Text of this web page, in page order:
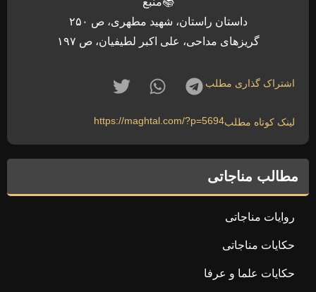
مطالب مناجاتی
روایات مناجاتی
حکایات مناجاتی
حکایات علما و عرفا
داستان راستان، شهید مطهری، ص ۲۵۰
گریزهای مداحی، علی اکبر لطیفیان، ص ۱۹۷
اشتراک گذاری مطلب
لینک کوتاه مطلبhttps://maghtal.com/?p=5694